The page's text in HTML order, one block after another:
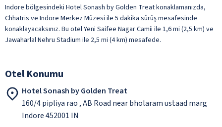
Indore bölgesindeki Hotel Sonash by Golden Treat konaklamanızda,
Chhatris ve Indore Merkez Müzesi ile 5 dakika sürüş mesafesinde
konaklayacaksınız. Bu otel Yeni Saifee Nagar Camii ile 1,6 mi (2,5 km) ve
Jawaharlal Nehru Stadium ile 2,5 mi (4 km) mesafede.
Otel Konumu
Hotel Sonash by Golden Treat
160/4 pipliya rao , AB Road near bholaram ustaad marg
Indore 452001 IN